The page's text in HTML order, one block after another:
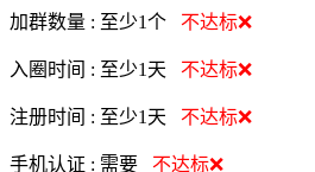
加群数量 : 至少1个 不达标❌
入圈时间 : 至少1天 不达标❌
注册时间 : 至少1天 不达标❌
手机认证 : 需要 不达标❌